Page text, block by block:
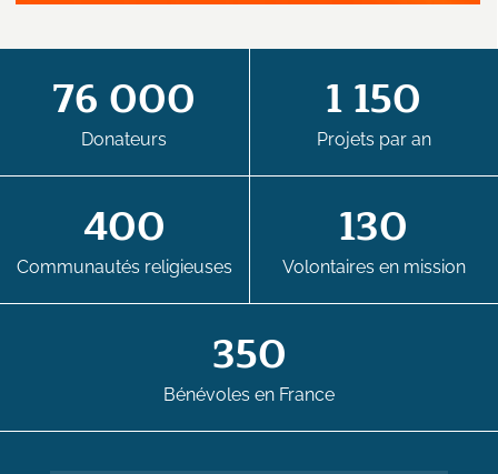
76 000
Donateurs
1 150
Projets par an
400
Communautés religieuses
130
Volontaires en mission
350
Bénévoles en France